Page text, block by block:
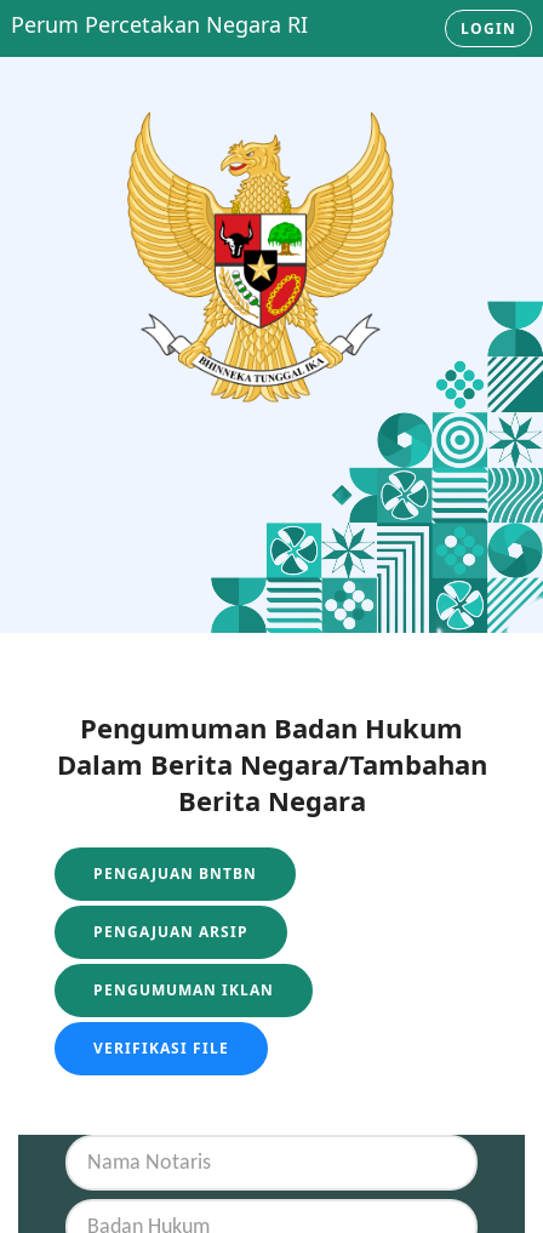
Perum Percetakan Negara RI LOGIN
Pengumuman Badan Hukum
Dalam Berita Negara/Tambahan
Berita Negara
PENGAJUAN BNTBN
PENGAJUAN ARSIP
PENGUMUMAN IKLAN
VERIFIKASI FILE